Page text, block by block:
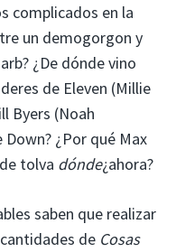
complicados en la
un demogorgon y
¿De dónde vino
de Eleven (Millie
Byers (Noah
¿Por qué Max
tolva dónde¿ahora?
saben que realizar
de Cosas